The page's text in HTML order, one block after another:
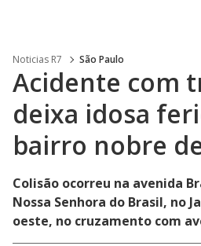
Noticias R7 São Paulo
Acidente com
deixa idosa
bairro nobre
Colisão ocorreu na avenida
Nossa Senhora do Brasil, no
oeste, no cruzamento com